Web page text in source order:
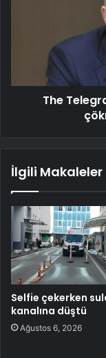
The
İlgili Makaleler
Selfie çekerken
kanalına düştü
Ağustos 6, 2026